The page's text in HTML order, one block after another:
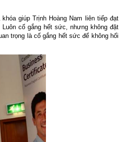
giúp Trịnh Hoàng Nam liên tiếp đạt
cố gắng hết sức, nhưng không đặt
trọng là cố gắng hết sức để không hối